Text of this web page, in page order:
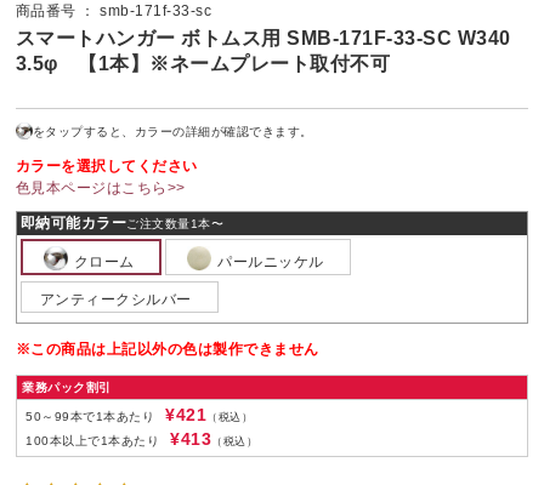
商品番号 ： smb-171f-33-sc
スマートハンガー ボトムス用 SMB-171F-33-SC W340
3.5φ 【1本】※ネームプレート取付不可
をタップすると、カラーの詳細が確認できます。
カラーを選択してください
色見本ページはこちら>>
即納可能カラーご注文数量1本〜
クローム パールニッケル
アンティークシルバー
※この商品は上記以外の色は製作できません
業務パック割引
50～99本で1本あたり ¥421 （税込）
100本以上で1本あたり
¥413 （税込）